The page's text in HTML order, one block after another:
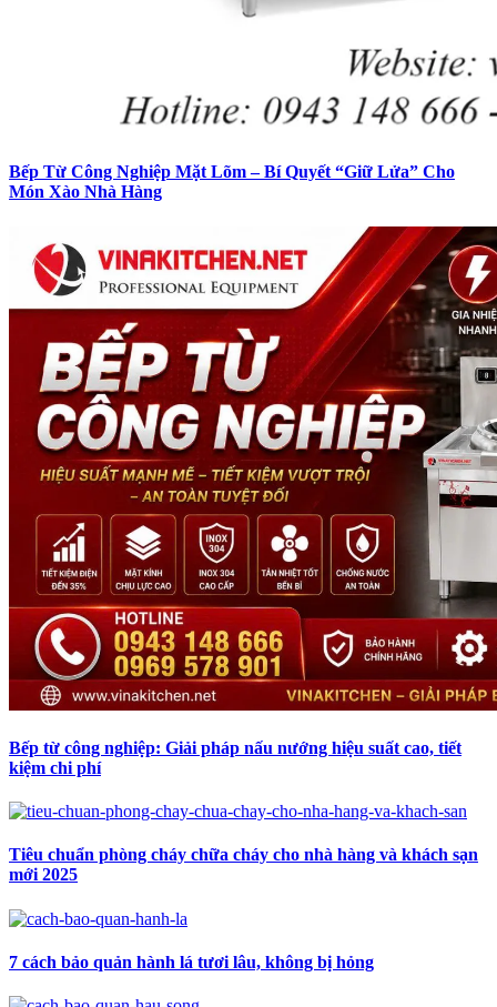
Bếp Từ Công Nghiệp Mặt Lõm – Bí Quyết “Giữ Lửa” Cho
Món Xào Nhà Hàng
Bếp từ công nghiệp: Giải pháp nấu nướng hiệu suất cao, tiết
kiệm chi phí
Tiêu chuẩn phòng cháy chữa cháy cho nhà hàng và khách sạn
mới 2025
7 cách bảo quản hành lá tươi lâu, không bị hỏng